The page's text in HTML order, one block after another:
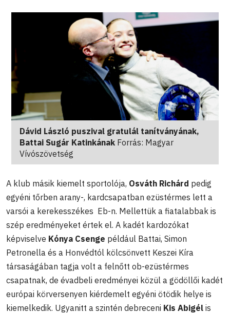
Dávid László puszival gratulál tanítványának,
Battai Sugár Katinkának Forrás: Magyar
Vívószövetség
A klub másik kiemelt sportolója, Osváth Richárd pedig
egyéni tőrben arany-, kardcsapatban ezüstérmes lett a
varsói a kerekesszékes Eb-n. Mellettük a fiatalabbak is
szép eredményeket értek el. A kadét kardozókat
képviselve Kónya Csenge például Battai, Simon
Petronella és a Honvédtól kölcsönvett Keszei Kíra
társaságában tagja volt a felnőtt ob-ezüstérmes
csapatnak, de évadbeli eredményei közül a gödöllői kadét
európai körversenyen kiérdemelt egyéni ötödik helye is
kiemelkedik. Ugyanitt a szintén debreceni Kis Abigél is